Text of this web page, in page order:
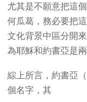
尤其是不願意把這
何瓜葛，務必要把
文化背景中區分開
為耶穌和約書亞是
綜上所言，約書亞
個名字，其